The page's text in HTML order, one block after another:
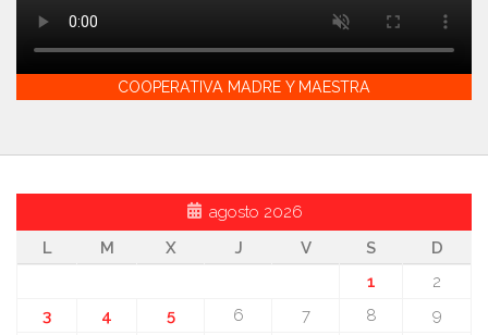
COOPERATIVA MADRE Y MAESTRA
agosto 2026
L
M X J V S
D
1
2
3
4 5 6 7 8
9